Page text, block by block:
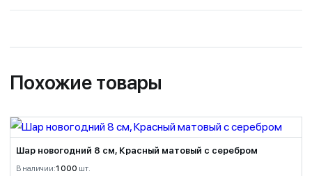
Похожие товары
Шар новогодний 8 см, Красный матовый с серебром
В наличии:1 000 шт.